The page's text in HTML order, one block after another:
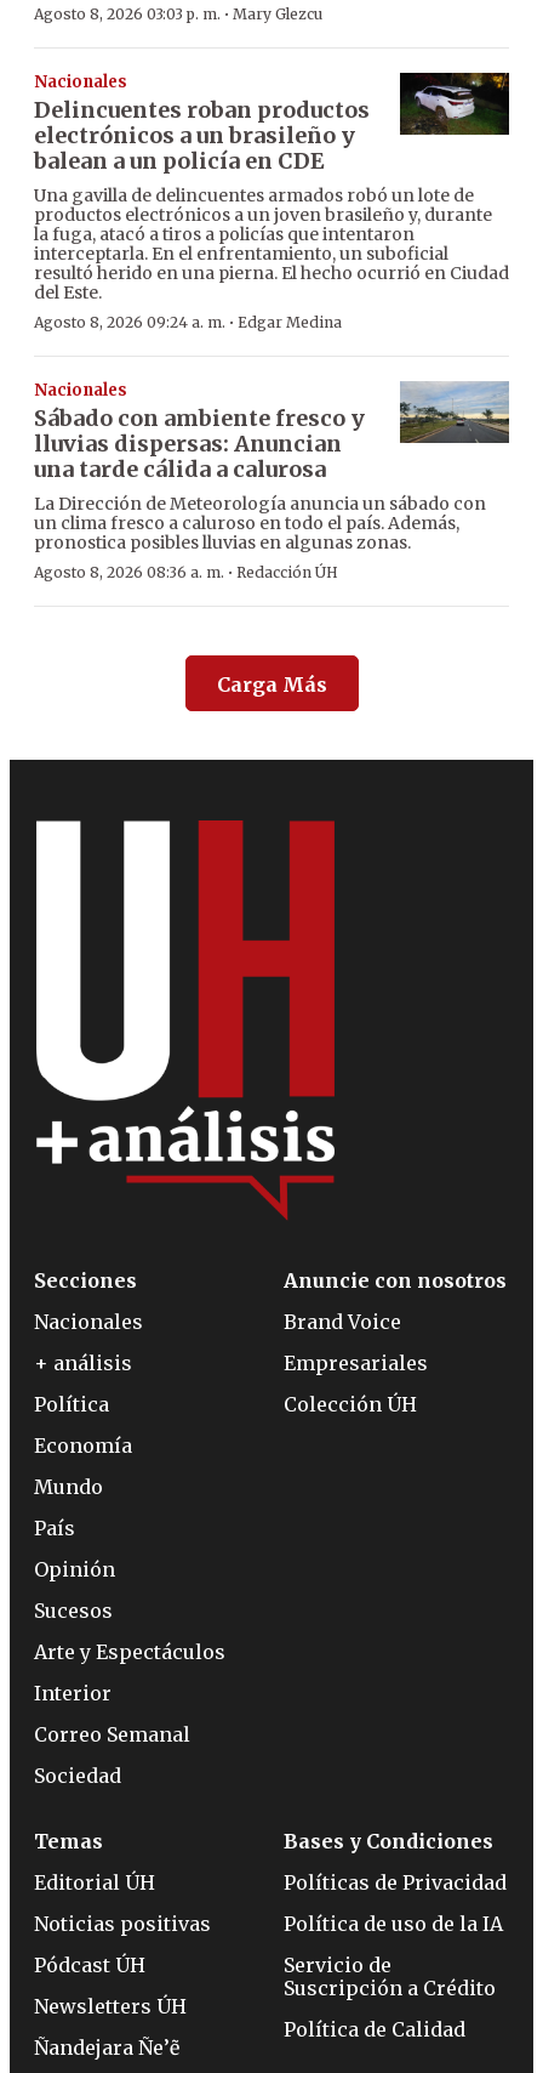
Agosto 8, 2026 03:03 p. m. · Mary Glezcu
Nacionales
Delincuentes roban productos
electrónicos a un brasileño y
balean a un policía en CDE
Una gavilla de delincuentes armados robó un lote de
productos electrónicos a un joven brasileño y, durante
la fuga, atacó a tiros a policías que intentaron
interceptarla. En el enfrentamiento, un suboficial
resultó herido en una pierna. El hecho ocurrió en Ciudad
del Este.
Agosto 8, 2026 09:24 a. m. · Edgar Medina
Nacionales
Sábado con ambiente fresco y
lluvias dispersas: Anuncian
una tarde cálida a calurosa
La Dirección de Meteorología anuncia un sábado con
un clima fresco a caluroso en todo el país. Además,
pronostica posibles lluvias en algunas zonas.
Agosto 8, 2026 08:36 a. m. · Redacción ÚH
Carga Más
Secciones
Nacionales
+ análisis
Política
Economía
Mundo
País
Opinión
Sucesos
Arte y Espectáculos
Interior
Correo Semanal
Sociedad
Anuncie con nosotros
Brand Voice
Empresariales
Colección ÚH
Temas
Editorial ÚH
Noticias positivas
Pódcast ÚH
Newsletters ÚH
Ñandejara Ñe’ẽ
Bases y Condiciones
Políticas de Privacidad
Política de uso de la IA
Servicio de
Suscripción a Crédito
Política de Calidad